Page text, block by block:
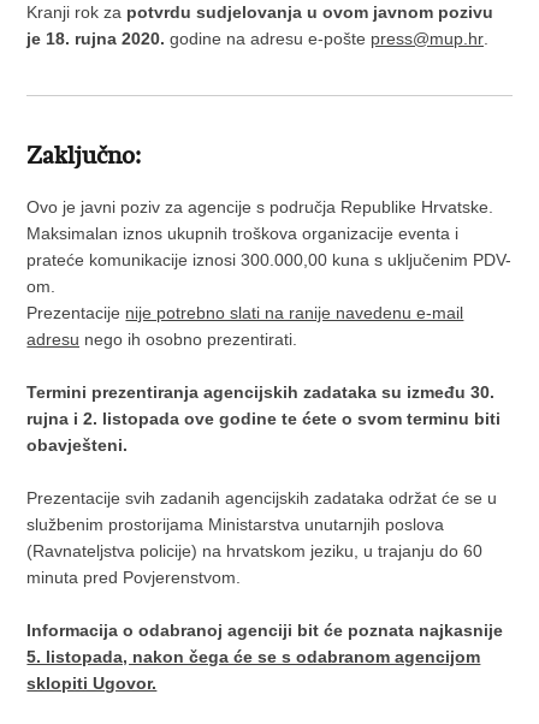
Kranji rok za potvrdu sudjelovanja u ovom javnom pozivu
je 18. rujna 2020. godine na adresu e-pošte press@mup.hr
Zaključno:
Ovo je javni poziv za agencije s područja Republike Hrvatske.
Maksimalan iznos ukupnih troškova organizacije eventa i
prateće komunikacije iznosi 300.000,00 kuna s uključenim PDV-
om.
Prezentacije nije potrebno slati na ranije navedenu e-mail
adresu nego ih osobno prezentirati.
Termini prezentiranja agencijskih zadataka su između 30.
rujna i 2. listopada ove godine te ćete o svom terminu biti
obavješteni.
Prezentacije svih zadanih agencijskih zadataka održat će se u
službenim prostorijama Ministarstva unutarnjih poslova
(Ravnateljstva policije) na hrvatskom jeziku, u trajanju do 60
minuta pred Povjerenstvom.
Informacija o odabranoj agenciji bit će poznata najkasnije
5. listopada, nakon čega će se s odabranom agencijom
sklopiti Ugovor.